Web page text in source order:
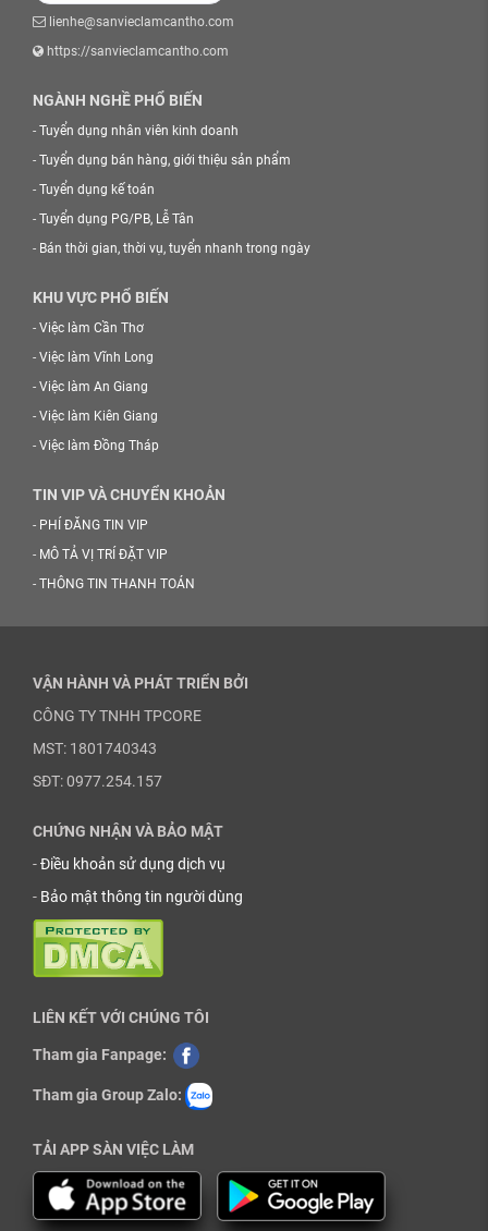
lienhe@sanvieclamcantho.com
https://sanvieclamcantho.com
NGÀNH NGHỀ PHỔ BIẾN
- Tuyển dụng nhân viên kinh doanh
- Tuyển dụng bán hàng, giới thiệu sản phẩm
- Tuyển dụng kế toán
- Tuyển dụng PG/PB, Lễ Tân
- Bán thời gian, thời vụ, tuyển nhanh trong ngày
KHU VỰC PHỔ BIẾN
- Việc làm Cần Thơ
- Việc làm Vĩnh Long
- Việc làm An Giang
- Việc làm Kiên Giang
- Việc làm Đồng Tháp
TIN VIP VÀ CHUYỂN KHOẢN
- PHÍ ĐĂNG TIN VIP
- MÔ TẢ VỊ TRÍ ĐẶT VIP
- THÔNG TIN THANH TOÁN
VẬN HÀNH VÀ PHÁT TRIỂN BỞI
CÔNG TY TNHH TPCORE
MST: 1801740343
SĐT: 0977.254.157
CHỨNG NHẬN VÀ BẢO MẬT
-Điều khoản sử dụng dịch vụ
- Bảo mật thông tin người dùng
LIÊN KẾT VỚI CHÚNG TÔI
Tham gia Fanpage:
Tham gia Group Zalo:
TẢI APP SÀN VIỆC LÀM